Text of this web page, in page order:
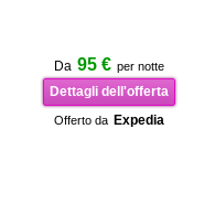
Da 95 € per notte
Dettagli dell'offerta
Offerto da Expedia